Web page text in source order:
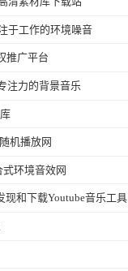
于工作的环境噪音
推广平台
注力的背景音乐
机播放网
环境音效网
现和下载Youtube音乐工具